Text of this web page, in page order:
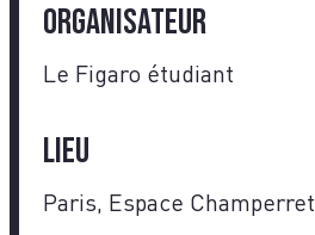
Organisateur
Le Figaro étudiant
Lieu
Paris, Espace Champerret